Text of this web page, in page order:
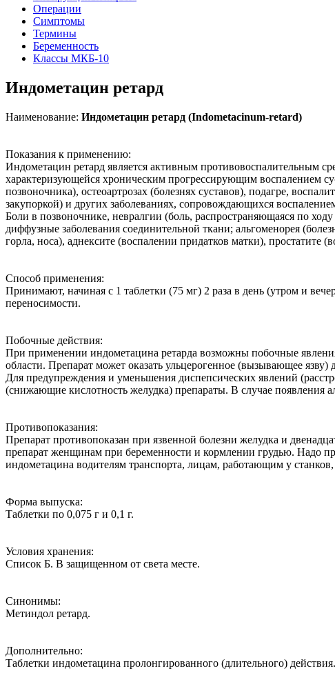
Операции
Симптомы
Термины
Беременность
Классы МКБ-10
Индометацин ретард
Наименование: Индометацин ретард (Indometacinum-retard)
Показания к применению:
Индометацин ретард является активным противовоспалительным
характеризующейся хроническим прогрессирующим воспалением
позвоночника), остеоартрозах (болезнях суставов), подагре,
закупоркой) и других заболеваниях, сопровождающихся
Боли в позвоночнике, невралгии (боль, распространяющаяся по
диффузные заболевания соединительной ткани; альгоменорея
горла, носа), аднексите (воспалении придатков матки), простатите
Способ применения:
Принимают, начиная с 1 таблетки (75 мг) 2 раза в день (утром и
переносимости.
Побочные действия:
При применении индометацина ретарда возможны побочные
области. Препарат может оказать ульцерогенное (вызывающее
Для предупреждения и уменьшения диспепсических явлений
(снижающие кислотность желудка) препараты. В случае появления
Противопоказания:
Препарат противопоказан при язвенной болезни желудка и
препарат женщинам при беременности и кормлении грудью. Надо
индометацина водителям транспорта, лицам, работающим у станков,
Форма выпуска:
Таблетки по 0,075 г и 0,1 г.
Условия хранения:
Список Б. В защищенном от света месте.
Синонимы:
Метиндол ретард.
Дополнительно:
Таблетки индометацина пролонгированного (длительного) действия.